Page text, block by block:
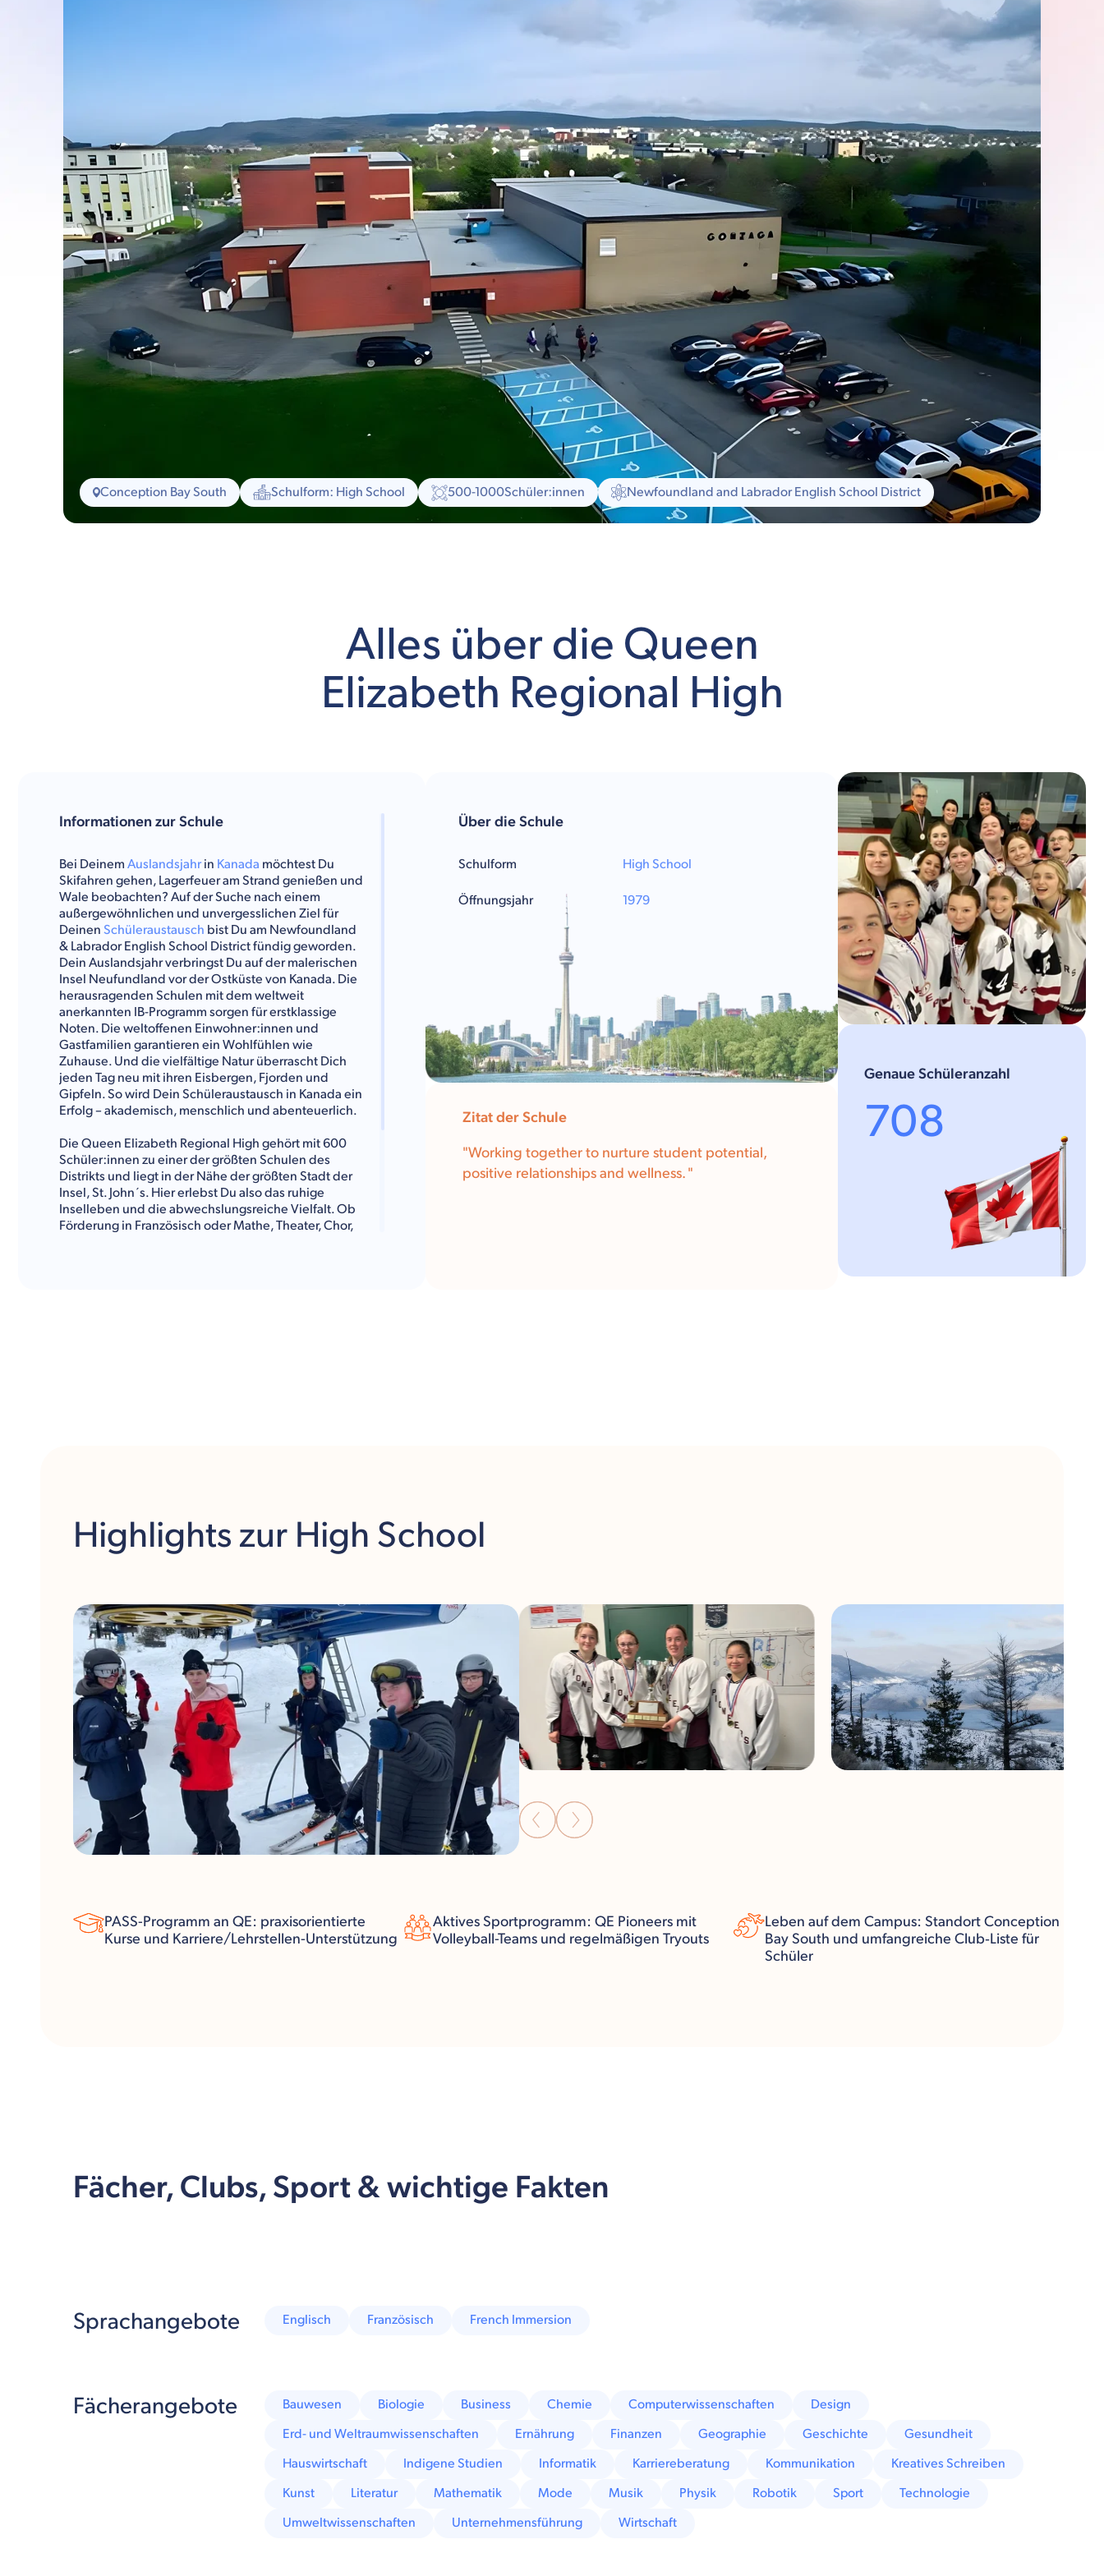
Conception Bay South Schulform: High School 500-1000Schüler:innen Newfoundland and Labrador English School District
Alles über die Queen
Elizabeth Regional High
Informationen zur Schule
Bei Deinem Auslandsjahrin Kanada möchtest Du
Skifahren gehen, Lagerfeuer am Strand genießen und
Wale beobachten? Auf der Suche nach einem
außergewöhnlichen und unvergesslichen Ziel für
Deinen Schüleraustausch bist Du am Newfoundland
& Labrador English School District fündig geworden.
Dein Auslandsjahr verbringst Du auf der malerischen
Insel Neufundland vor der Ostküste von Kanada. Die
herausragenden Schulen mit dem weltweit
anerkannten IB-Programm sorgen für erstklassige
Noten. Die weltoffenen Einwohner:innen und
Gastfamilien garantieren ein Wohlfühlen wie
Zuhause. Und die vielfältige Natur überrascht Dich
jeden Tag neu mit ihren Eisbergen, Fjorden und
Gipfeln. So wird Dein Schüleraustausch in Kanada ein
Erfolg – akademisch, menschlich und abenteuerlich.
Die Queen Elizabeth Regional High gehört mit 600
Schüler:innen zu einer der größten Schulen des
Distrikts und liegt in der Nähe der größten Stadt der
Insel, St. John´s. Hier erlebst Du also das ruhige
Inselleben und die abwechslungsreiche Vielfalt. Ob
Förderung in Französisch oder Mathe, Theater, Chor,
Über die Schule
Schulform
Öffnungsjahr
High School
1979
Zitat der Schule
"Working together to nurture student potential,
positive relationships and wellness. "
Genaue Schüleranzahl
708
Highlights zur High School
PASS-Programm an QE: praxisorientierte
Kurse und Karriere/Lehrstellen-Unterstützung
Aktives Sportprogramm: QE Pioneers mit
Volleyball-Teams und regelmäßigen Tryouts
Leben auf dem Campus: Standort Conception
Bay South und umfangreiche Club‑Liste für
Schüler
Fächer, Clubs, Sport & wichtige Fakten
Sprachangebote Englisch Französisch French Immersion
Fächerangebote Bauwesen Biologie Business Chemie Computerwissenschaften
Design
Erd- und Weltraumwissenschaften
Ernährung Finanzen Geographie Geschichte
Gesundheit
Hauswirtschaft
Indigene Studien Informatik Karriereberatung Kommunikation
Kreatives Schreiben
Kunst
Literatur Mathematik Mode Musik Physik Robotik Sport
Technologie
Umweltwissenschaften
Unternehmensführung Wirtschaft